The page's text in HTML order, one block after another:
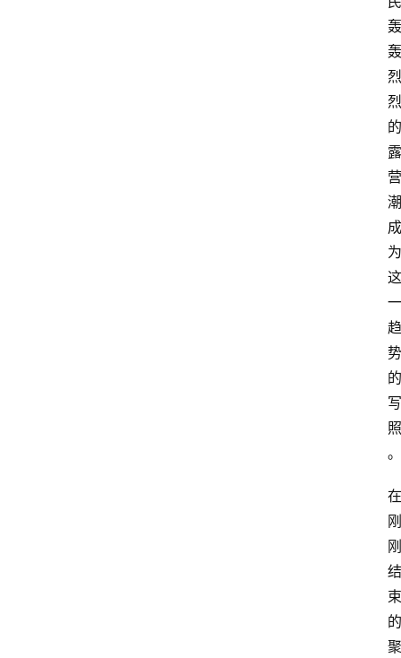
轰
轰
烈
烈
的
露
营
潮
成
为
这
一
趋
势
的
写
照
。
在
刚
刚
结
束
的
聚